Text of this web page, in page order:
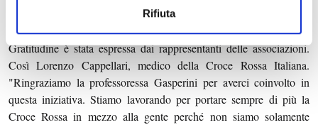
Rifiuta
anche la Croce Rossa Italiana".
Gratitudine è stata espressa dai rappresentanti delle associazioni.
Così Lorenzo Cappellari, medico della Croce Rossa Italiana.
"Ringraziamo la professoressa Gasperini per averci coinvolto in
questa iniziativa. Stiamo lavorando per portare sempre di più la
Croce Rossa in mezzo alla gente perché non siamo solamente